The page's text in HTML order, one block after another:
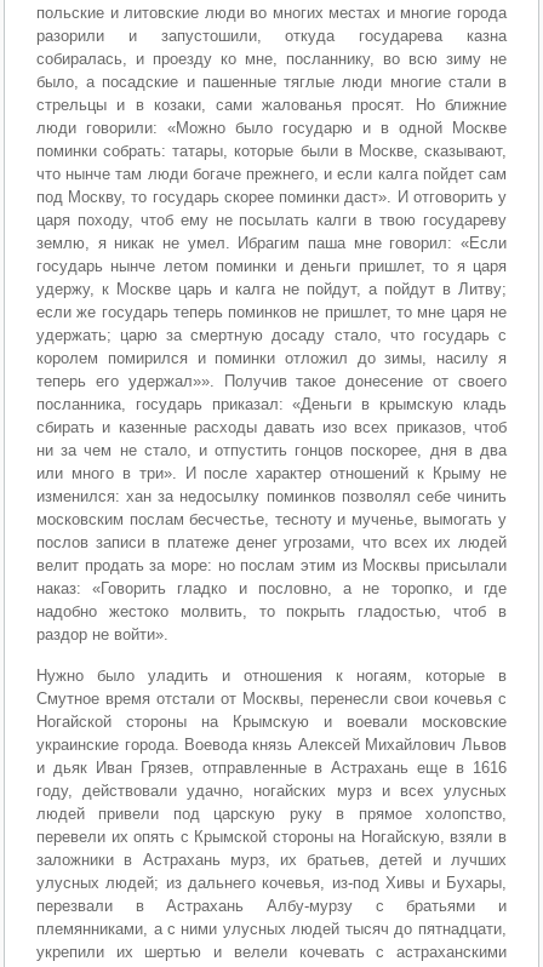
польские и литовские люди во многих местах и многие города
разорили и запустошили, откуда государева казна
собиралась, и проезду ко мне, посланнику, во всю зиму не
было, а посадские и пашенные тяглые люди многие стали в
стрельцы и в козаки, сами жалованья просят. Но ближние
люди говорили: «Можно было государю и в одной Москве
поминки собрать: татары, которые были в Москве, сказывают,
что нынче там люди богаче прежнего, и если калга пойдет сам
под Москву, то государь скорее поминки даст». И отговорить у
царя походу, чтоб ему не посылать калги в твою государеву
землю, я никак не умел. Ибрагим паша мне говорил: «Если
государь нынче летом поминки и деньги пришлет, то я царя
удержу, к Москве царь и калга не пойдут, а пойдут в Литву;
если же государь теперь поминков не пришлет, то мне царя не
удержать; царю за смертную досаду стало, что государь с
королем помирился и поминки отложил до зимы, насилу я
теперь его удержал»». Получив такое донесение от своего
посланника, государь приказал: «Деньги в крымскую кладь
сбирать и казенные расходы давать изо всех приказов, чтоб
ни за чем не стало, и отпустить гонцов поскорее, дня в два
или много в три». И после характер отношений к Крыму не
изменился: хан за недосылку поминков позволял себе чинить
московским послам бесчестье, тесноту и мученье, вымогать у
послов записи в платеже денег угрозами, что всех их людей
велит продать за море: но послам этим из Москвы присылали
наказ: «Говорить гладко и пословно, а не торопко, и где
надобно жестоко молвить, то покрыть гладостью, чтоб в
раздор не войти».
Нужно было уладить и отношения к ногаям, которые в
Смутное время отстали от Москвы, перенесли свои кочевья с
Ногайской стороны на Крымскую и воевали московские
украинские города. Воевода князь Алексей Михайлович Львов
и дьяк Иван Грязев, отправленные в Астрахань еще в 1616
году, действовали удачно, ногайских мурз и всех улусных
людей привели под царскую руку в прямое холопство,
перевели их опять с Крымской стороны на Ногайскую, взяли в
заложники в Астрахань мурз, их братьев, детей и лучших
улусных людей; из дальнего кочевья, из-под Хивы и Бухары,
перезвали в Астрахань Албу-мурзу с братьями и
племянниками, а с ними улусных людей тысяч до пятнадцати,
укрепили их шертью и велели кочевать с астраханскими